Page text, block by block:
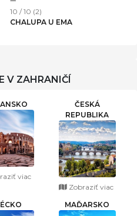
10 / 10 (21)
DOMČEK V ZÁHRADE
V ZAHRANIČÍ
viac
ČESKÁ
REPUBLIKA
Zobraziť viac
MAĎARSKO